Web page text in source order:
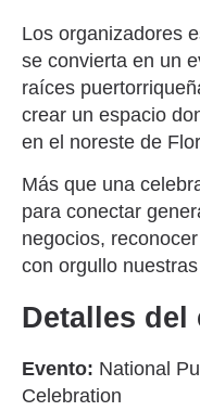
Los organizadores
se convierta en un
raíces
crear un espacio
en el noreste de
Más que una
para conectar
negocios,
con orgullo
Detalles del
Evento: National
Celebration